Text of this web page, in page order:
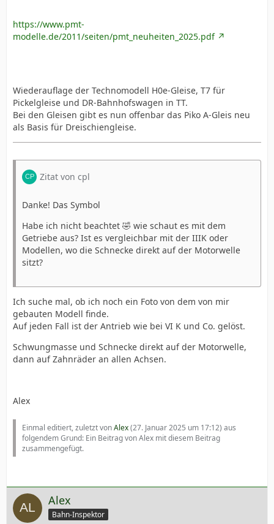
https://www.pmt-
modelle.de/2011/seiten/pmt_neuheiten_2025.pdf
Wiederauflage der Technomodell H0e-Gleise, T7 für
Pickelgleise und DR-Bahnhofswagen in TT.
Bei den Gleisen gibt es nun offenbar das Piko A-Gleis neu
als Basis für Dreischiengleise.
Zitat von cpl
Danke! Das Symbol
Habe ich nicht beachtet 🤣 wie schaut es mit dem
Getriebe aus? Ist es vergleichbar mit der IIIK oder
Modellen, wo die Schnecke direkt auf der Motorwelle
sitzt?
Ich suche mal, ob ich noch ein Foto von dem von mir
gebauten Modell finde.
Auf jeden Fall ist der Antrieb wie bei VI K und Co. gelöst.
Schwungmasse und Schnecke direkt auf der Motorwelle,
dann auf Zahnräder an allen Achsen.
Alex
Einmal editiert, zuletzt vonAlex(27. Januar 2025 um 17:12) aus
folgendem Grund: Ein Beitrag von Alex mit diesem Beitrag
zusammengefügt.
Alex
Bahn-Inspektor